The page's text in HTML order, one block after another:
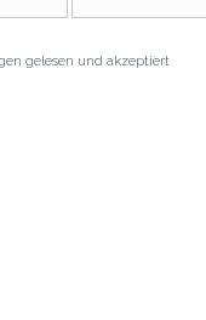
gelesen und akzeptiert